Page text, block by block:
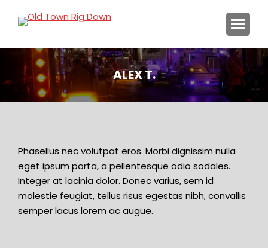
ALEX T.
You are here:
Phasellus nec volutpat eros. Morbi dignissim nulla
eget ipsum porta, a pellentesque odio sodales.
Integer at lacinia dolor. Donec varius, sem id
molestie feugiat, tellus risus egestas nibh, convallis
semper lacus lorem ac augue.